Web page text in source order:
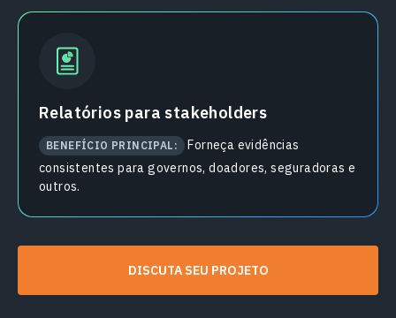
Relatórios para stakeholders
BENEFÍCIO PRINCIPAL:
Forneça evidências
consistentes para governos, doadores, seguradoras e
outros.
DISCUTA SEU PROJETO